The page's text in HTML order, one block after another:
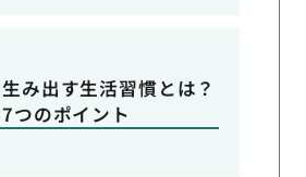
み出す生活習慣とは？
つのポイント